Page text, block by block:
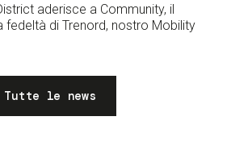
aderisce a Community, il
fedeltà di Trenord, nostro Mobility
Tutte le news